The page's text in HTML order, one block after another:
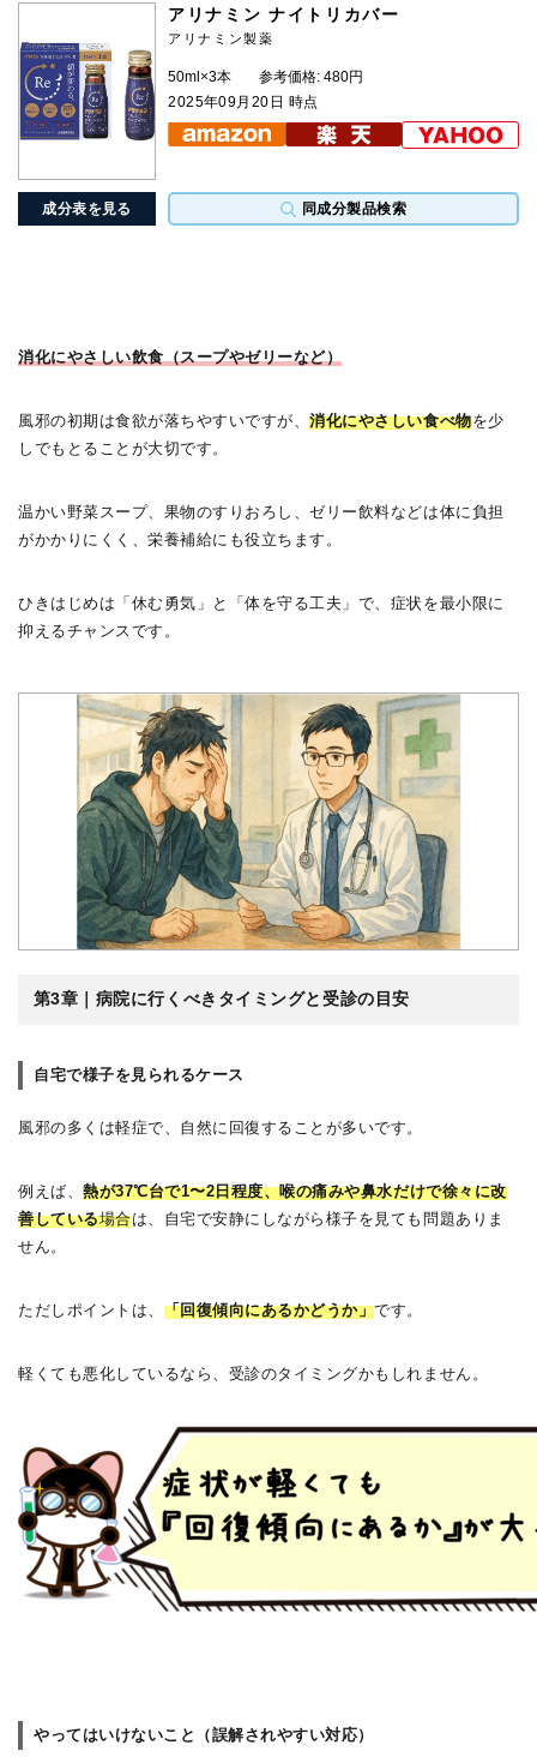
成分表を見る 同成分製品検索
アリナミン ナイトリカバー
アリナミン製薬
50ml×3本
参考価格: 480円
2025年09月20日 時点
消化にやさしい飲食（スープやゼリーなど）
風邪の初期は食欲が落ちやすいですが、消化にやさしい食べ物を少
しでもとることが大切です。
温かい野菜スープ、果物のすりおろし、ゼリー飲料などは体に負担
がかかりにくく、栄養補給にも役立ちます。
ひきはじめは「休む勇気」と「体を守る工夫」で、症状を最小限に
抑えるチャンスです。
第3章｜病院に行くべきタイミングと受診の目安
自宅で様子を見られるケース
風邪の多くは軽症で、自然に回復することが多いです。
例えば、熱が37℃台で1〜2日程度、喉の痛みや鼻水だけで徐々に改
善している場合は、自宅で安静にしながら様子を見ても問題ありま
せん。
ただしポイントは、 「回復傾向にあるかどうか」です。
軽くても悪化しているなら、受診のタイミングかもしれません。
やってはいけないこと（誤解されやすい対応）